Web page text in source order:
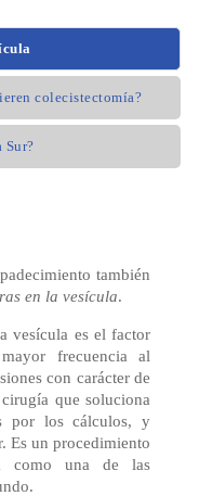
colecistectomía?
Sur?
también
en la vesícula.
vesícula es el factor
frecuencia al
con carácter de
que soluciona
por los cálculos, y
Es un procedimiento
como una de las